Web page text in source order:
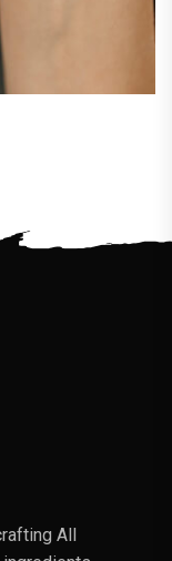
All